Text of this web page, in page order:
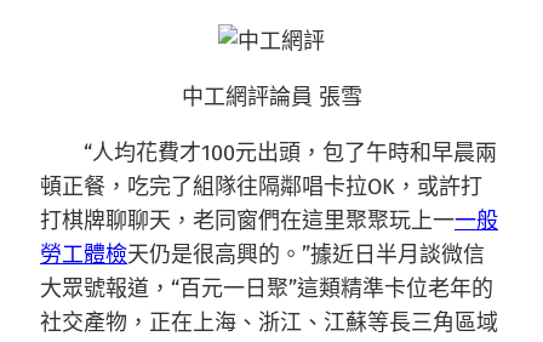
中工網評論員 張雪
“人均花費才100元出頭，包了午時和早晨兩
頓正餐，吃完了組隊往隔鄰唱卡拉OK，或許打
打棋牌聊聊天，老同窗們在這里聚聚玩上一一般
勞工體檢天仍是很高興的。”據近日半月談微信
大眾號報道，“百元一日聚”這類精準卡位老年的
社交產物，正在上海、浙江、江蘇等長三角區域